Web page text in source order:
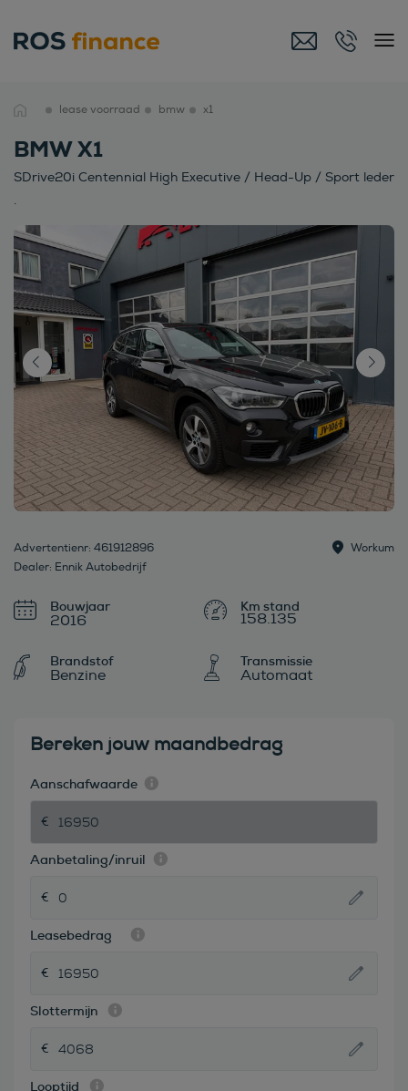
lease voorraad bmw x1
BMW X1
SDrive20i Centennial High Executive / Head-Up / Sport leder
.
Advertentienr: 461912896
Dealer: Ennik Autobedrijf
Workum
Bouwjaar
2016 158.135
Brandstof
Benzine
Transmissie
Automaat
Bereken jouw maandbedrag
Aanschafwaarde
Aanbetaling/inruil
Leasebedrag
Slottermijn
Looptijd